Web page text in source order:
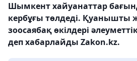
Шымкент хайуанаттар
кербұғы төлдеді. Қуанышты
зоосаябақ өкілдері
деп хабарлайды Zakon.kz.